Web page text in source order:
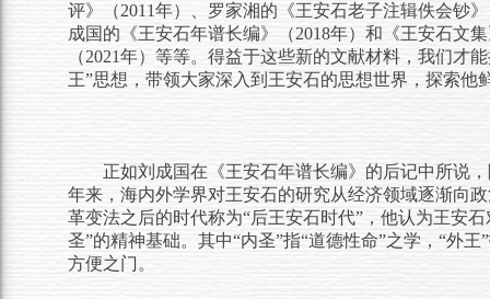
评》（2011年）、罗家湘的《王安石老子注辑佚会钞
成国的《王安石年谱长编》（2018年）和《王安石文
（2021年）等等。得益于这些新的文献材料，我们才
王”思想，带领大家深入到王安石的思想世界，探索他
正如刘成国在《王安石年谱长编》的后记中所说
年来，海内外学界对王安石的研究从经济领域逐渐向
革变法之后的时代称为“后王安石时代”，他认为王安
圣”的精神基础。其中“内圣”指“道德性命”之学，“外
方便之门。